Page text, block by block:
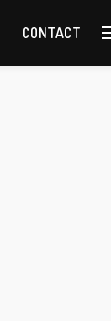
CONTACT